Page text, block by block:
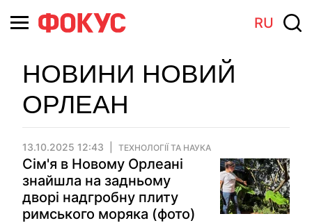
RU
НОВИНИ НОВИЙ
ОРЛЕАН
13.10.2025 12:43 ТЕХНОЛОГІЇ ТА НАУКА
Сім'я в Новому Орлеані
знайшла на задньому
дворі надгробну плиту
римського моряка (фото)